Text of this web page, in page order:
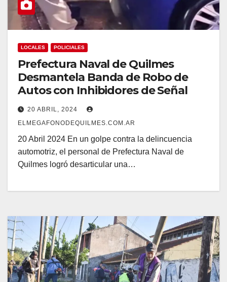
LOCALES POLICIALES
Prefectura Naval de Quilmes
Desmantela Banda de Robo de
Autos con Inhibidores de Señal
20 ABRIL, 2024
ELMEGAFONODEQUILMES.COM.AR
20 Abril 2024 En un golpe contra la delincuencia
automotriz, el personal de Prefectura Naval de
Quilmes logró desarticular una…